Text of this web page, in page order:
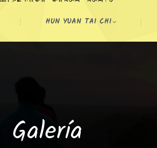
HUN YUAN TAI CHI
Galería